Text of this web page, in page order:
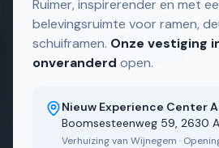
Ruimer, inspirerender en met
belevingsruimte voor ramen,
schuiframen. Onze vestiging
onveranderd open.
Nieuw Experience Center
Boomsesteenweg 59, 2630
Verhuizing van Wijnegem ·
Belgische fabriek.
Bekijk